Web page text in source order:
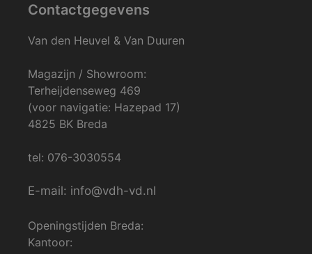
Contactgegevens
Van den Heuvel & Van Duuren
Magazijn / Showroom:
Terheijdenseweg 469
(voor navigatie: Hazepad 17)
4825 BK Breda
tel: 076-3030554
E-mail: info@vdh-vd.nl
Openingstijden Breda:
Kantoor: